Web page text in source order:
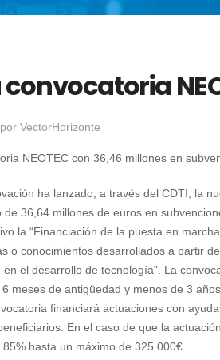
VectorHorizonte
NEOTEC con 36,46 millones en
ha lanzado, a través del CDTI, la
de 36,64 millones de euros en
la “Financiación de la puesta en
o conocimientos desarrollados a partir
el desarrollo de tecnología”. La
meses de antigüedad y menos de 3
financiará actuaciones con
En el caso de que la
hasta un máximo de 325.000€.